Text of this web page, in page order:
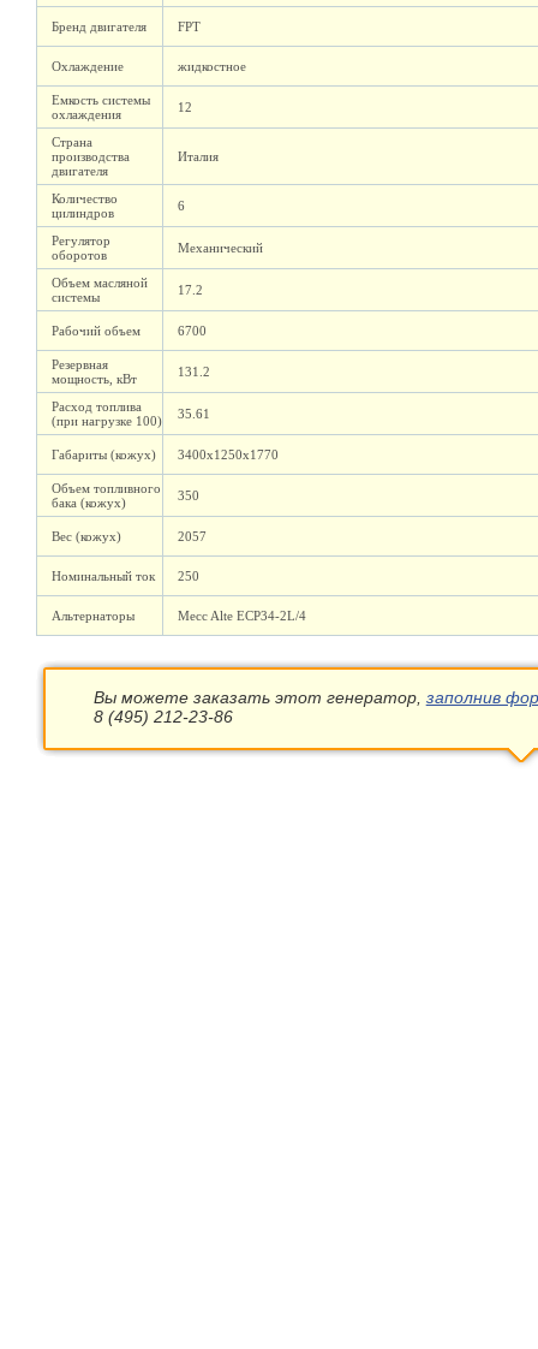
Бренд двигателя FPT
Охлаждение жидкостное
Емкость системы
охлаждения
12
Страна
производства
двигателя
Италия
Количество
цилиндров
6
Регулятор
оборотов
Механический
Объем масляной
системы
17.2
Рабочий объем 6700
Резервная
мощность, кВт
131.2
Расход топлива
(при нагрузке 100)
35.61
Габариты (кожух) 3400х1250х1770
Объем топливного
бака (кожух)
350
Вес (кожух) 2057
Номинальный ток 250
Альтернаторы Mecc Alte ECP34-2L/4
Вы можете заказать этот генератор, заполнив
8 (495) 212-23-86